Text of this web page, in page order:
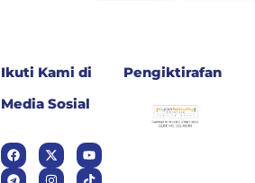
Ikuti Kami di
Media Sosial
Pengiktirafan